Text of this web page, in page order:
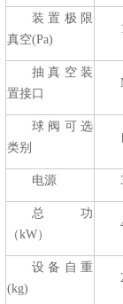
装置极限
真空(Pa)
抽真空装
置接口
球阀可选
类别
电源
总功
（kW）
设备自重
(kg)